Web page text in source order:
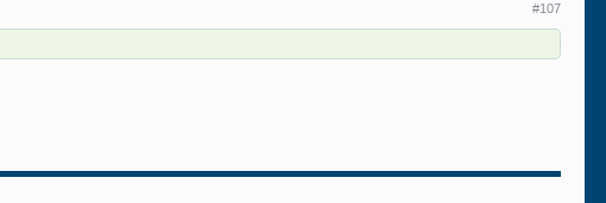
#107